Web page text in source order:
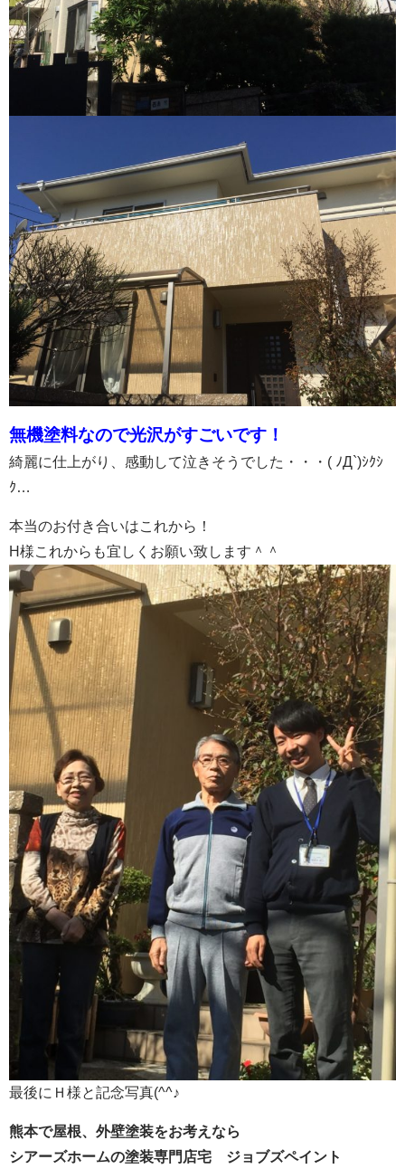
無機塗料なので光沢がすごいです！
綺麗に仕上がり、感動して泣きそうでした・・・( ﾉД`)ｼｸｼ
ｸ…
本当のお付き合いはこれから！
H様これからも宜しくお願い致します＾＾
最後にＨ様と記念写真(^^♪
熊本で屋根、外壁塗装をお考えなら
シアーズホームの塗装専門店宅 ジョブズペイント